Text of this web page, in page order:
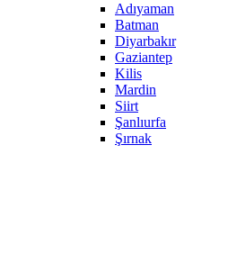
Adıyaman
Batman
Diyarbakır
Gaziantep
Kilis
Mardin
Siirt
Şanlıurfa
Şırnak